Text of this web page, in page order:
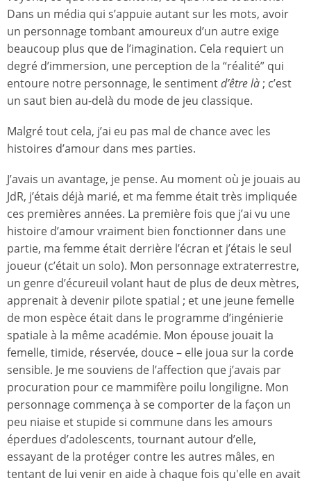
Dans un média qui s’appuie autant sur les mots, avoir
un personnage tombant amoureux d’un autre exige
beaucoup plus que de l’imagination. Cela requiert un
degré d’immersion, une perception de la “réalité” qui
entoure notre personnage, le sentimentd’être là ; c’est
un saut bien au-delà du mode de jeu classique.
Malgré tout cela, j’ai eu pas mal de chance avec les
histoires d’amour dans mes parties.
J’avais un avantage, je pense. Au moment où je jouais au
JdR, j’étais déjà marié, et ma femme était très impliquée
ces premières années. La première fois que j’ai vu une
histoire d’amour vraiment bien fonctionner dans une
partie, ma femme était derrière l’écran et j’étais le seul
joueur (c’était un solo). Mon personnage extraterrestre,
un genre d’écureuil volant haut de plus de deux mètres,
apprenait à devenir pilote spatial ; et une jeune femelle
de mon espèce était dans le programme d’ingénierie
spatiale à la même académie. Mon épouse jouait la
femelle, timide, réservée, douce – elle joua sur la corde
sensible. Je me souviens de l’affection que j’avais par
procuration pour ce mammifère poilu longiligne. Mon
personnage commença à se comporter de la façon un
peu niaise et stupide si commune dans les amours
éperdues d’adolescents, tournant autour d’elle,
essayant de la protéger contre les autres mâles, en
tentant de lui venir en aide à chaque fois qu'elle en avait